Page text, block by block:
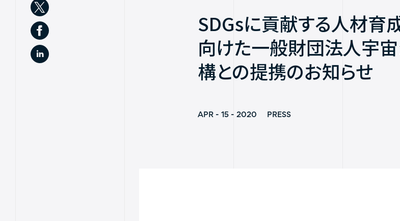
SDGsに貢献する人材育
向けた一般財団法人宇
構との提携のお知らせ
APR - 15 - 2020 PRESS
Services
Missions